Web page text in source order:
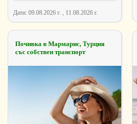
Дати: 09.08.2026 г. , 11.08.2026 г.
Почивка в Мармарис, Турция
със собствен транспорт